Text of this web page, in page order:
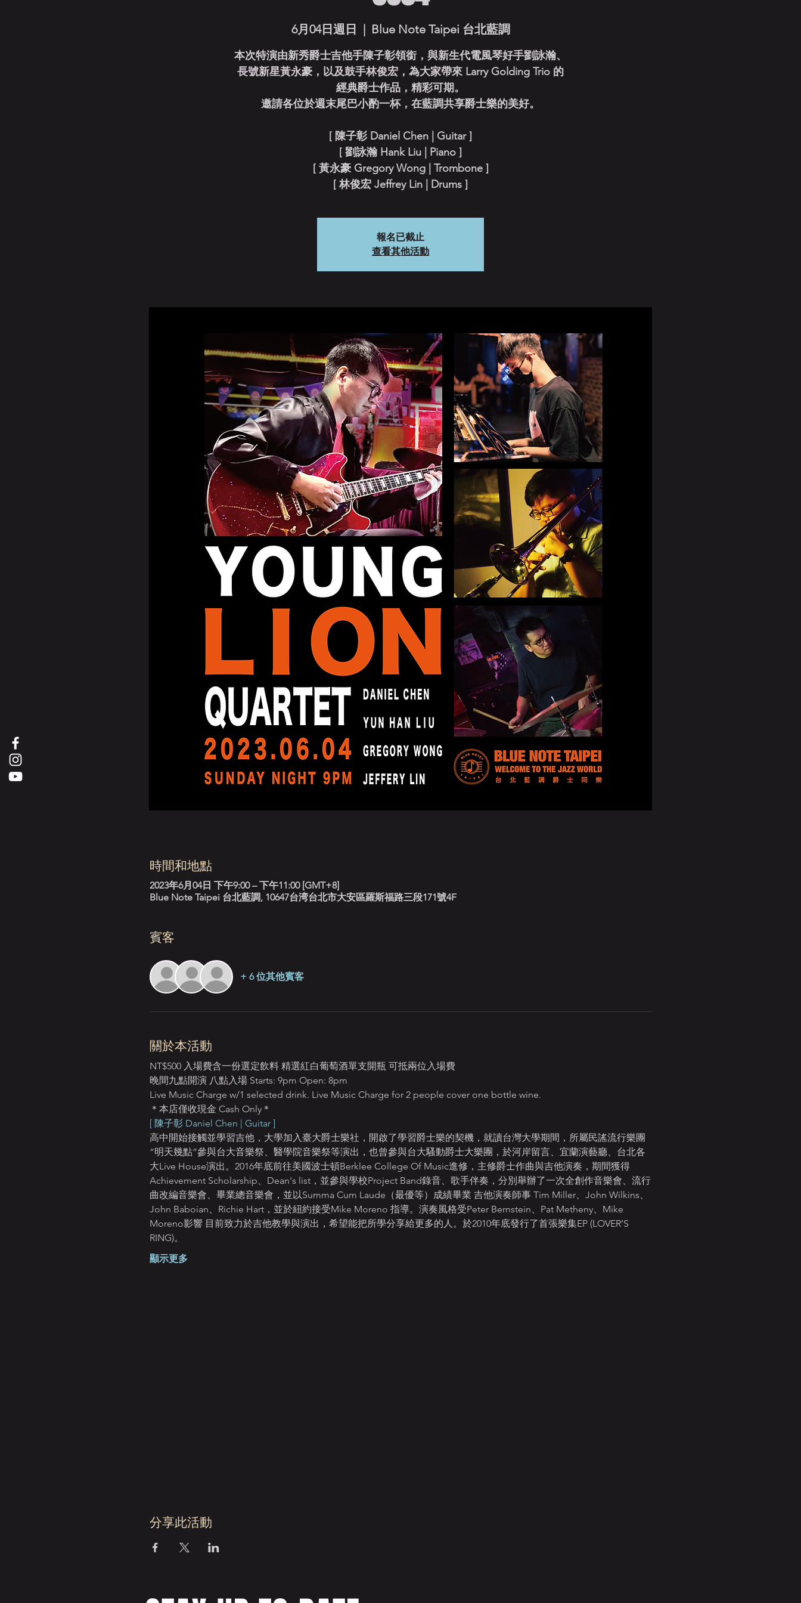
6月04日週日
  |
Blue Note Taipei 台北藍調
本次特演由新秀爵士吉他手陳子彰領銜，與新生代電風琴好手劉詠瀚、
長號新星黃永豪，以及鼓手林俊宏，為大家帶來 Larry Golding Trio 的
經典爵士作品，精彩可期。
邀請各位於週末尾巴小酌一杯，在藍調共享爵士樂的美好。
[ 陳子彰 Daniel Chen | Guitar ]
[ 劉詠瀚 Hank Liu | Piano ]
[ 黃永豪 Gregory Wong | Trombone ]
[ 林俊宏 Jeffrey Lin | Drums ]
報名已截止
查看其他活動
時間和地點
2023年6月04日 下午9:00 – 下午11:00 [GMT+8]
Blue Note Taipei 台北藍調, 10647台湾台北市大安區羅斯福路三段171號4F
賓客
+ 6 位其他賓客
關於本活動
NT$500 入場費含一份選定飲料 精選紅白葡萄酒單支開瓶 可抵兩位入場費
晚間九點開演 八點入場 Starts: 9pm Open: 8pm
Live Music Charge w/1 selected drink. Live Music Charge for 2 people cover one bottle wine.
＊本店僅收現金 Cash Only＊
[ 陳子彰 Daniel Chen | Guitar ]
高中開始接觸並學習吉他，大學加入臺大爵士樂社，開啟了學習爵士樂的契機，就讀台灣大學期間，所屬民謠流行樂團
“明天幾點”參與台大音樂祭、醫學院音樂祭等演出，也曾參與台大騷動爵士大樂團，於河岸留言、宜蘭演藝廳、台北各
大Live House演出。2016年底前往美國波士頓Berklee College Of Music進修，主修爵士作曲與吉他演奏，期間獲得
Achievement Scholarship、Dean's list，並參與學校Project Band錄音、歌手伴奏，分別舉辦了一次全創作音樂會、流行
曲改編音樂會、畢業總音樂會，並以Summa Cum Laude（最優等）成績畢業 吉他演奏師事 Tim Miller、John Wilkins、
John Baboian、Richie Hart，並於紐約接受Mike Moreno 指導。演奏風格受Peter Bernstein、Pat Metheny、Mike
Moreno影響 目前致力於吉他教學與演出，希望能把所學分享給更多的人。於2010年底發行了首張樂集EP (LOVER’S
RING)。
顯示更多
分享此活動